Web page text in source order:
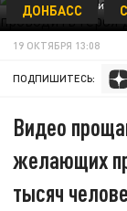
ПОСЛЕ ЦЕРЕМОНИИ
ДОНБАСС
19 ОКТЯБРЯ 13:08
ПОДПИШИТЕСЬ:
Видео
желающих
тысяч